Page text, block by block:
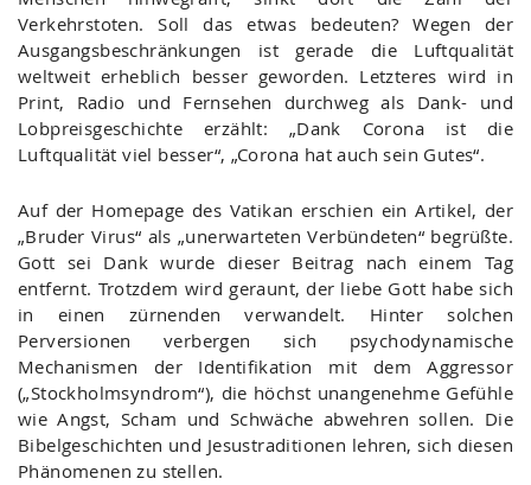
Verkehrstoten. Soll das etwas bedeuten? Wegen der
Ausgangsbeschränkungen ist gerade die Luftqualität
weltweit erheblich besser geworden. Letzteres wird in
Print, Radio und Fernsehen durchweg als Dank- und
Lobpreisgeschichte erzählt: „Dank Corona ist die
Luftqualität viel besser“, „Corona hat auch sein Gutes“.
Auf der Homepage des Vatikan erschien ein Artikel, der
„Bruder Virus“ als „unerwarteten Verbündeten“ begrüßte.
Gott sei Dank wurde dieser Beitrag nach einem Tag
entfernt. Trotzdem wird geraunt, der liebe Gott habe sich
in einen zürnenden verwandelt. Hinter solchen
Perversionen verbergen sich psychodynamische
Mechanismen der Identifikation mit dem Aggressor
(„Stockholmsyndrom“), die höchst unangenehme Gefühle
wie Angst, Scham und Schwäche abwehren sollen. Die
Bibelgeschichten und Jesustraditionen lehren, sich diesen
Phänomenen zu stellen.